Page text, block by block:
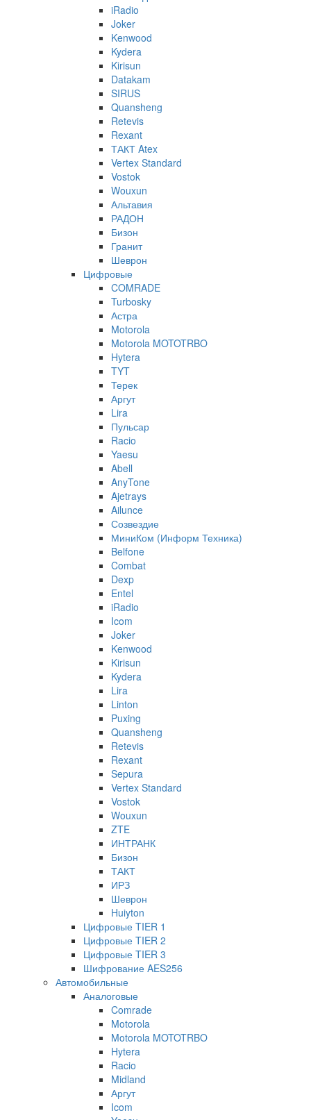
iRadio
Joker
Kenwood
Kydera
Kirisun
Datakam
SIRUS
Quansheng
Retevis
Rexant
ТАКТ Atex
Vertex Standard
Vostok
Wouxun
Альтавия
РАДОН
Бизон
Гранит
Шеврон
Цифровые
COMRADE
Turbosky
Астра
Motorola
Motorola MOTOTRBO
Hytera
TYT
Терек
Аргут
Lira
Пульсар
Racio
Yaesu
Abell
AnyTone
Ajetrays
Ailunce
Созвездие
МиниКом (Информ Техника)
Belfone
Combat
Dexp
Entel
iRadio
Icom
Joker
Kenwood
Kirisun
Kydera
Lira
Linton
Puxing
Quansheng
Retevis
Rexant
Sepura
Vertex Standard
Vostok
Wouxun
ZTE
ИНТРАНК
Бизон
ТАКТ
ИРЗ
Шеврон
Huiyton
Цифровые TIER 1
Цифровые TIER 2
Цифровые TIER 3
Шифрование AES256
Автомобильные
Аналоговые
Comrade
Motorola
Motorola MOTOTRBO
Hytera
Racio
Midland
Аргут
Icom